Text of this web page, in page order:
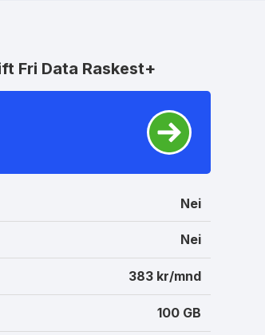
Fri Data Raskest+
Nei
Nei
383 kr/mnd
100 GB